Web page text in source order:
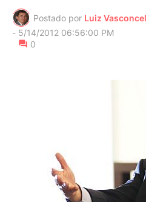
Postado por Luiz
- 5/14/2012 06:56:00 PM
0